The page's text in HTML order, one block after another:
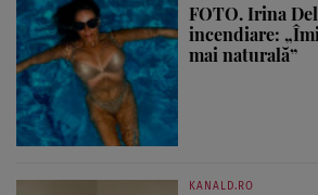
FOTO. Irina
incendiare:
mai naturală”
KANALD.RO